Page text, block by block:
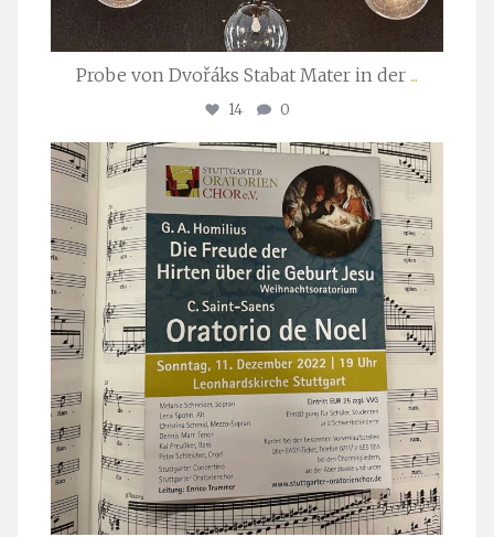
Probe von Dvořáks Stabat Mater in der ...
14 0
stuttgarter_oratorienchor
Nov. 29